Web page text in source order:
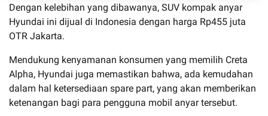
Dengan kelebihan yang dibawanya, SUV kompak anyar
Hyundai ini dijual di Indonesia dengan harga Rp455 juta
OTR Jakarta.
Mendukung kenyamanan konsumen yang memilih Creta
Alpha, Hyundai juga memastikan bahwa, ada kemudahan
dalam hal ketersediaan spare part, yang akan memberikan
ketenangan bagi para pengguna mobil anyar tersebut.